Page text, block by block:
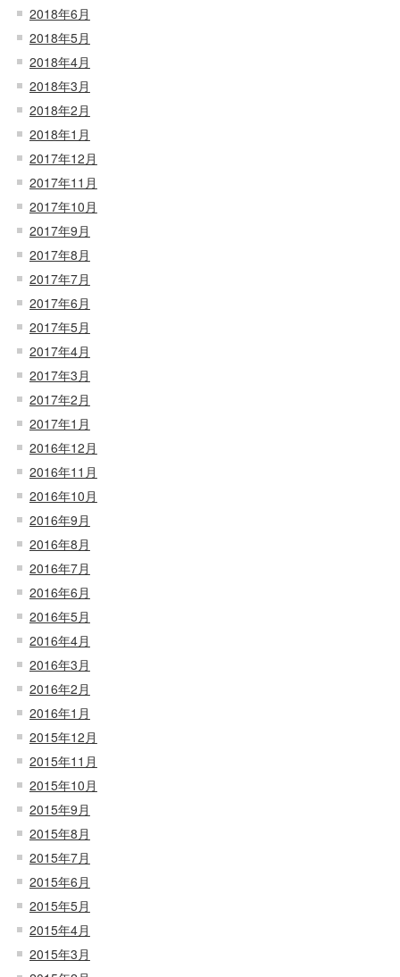
2018年6月
2018年5月
2018年4月
2018年3月
2018年2月
2018年1月
2017年12月
2017年11月
2017年10月
2017年9月
2017年8月
2017年7月
2017年6月
2017年5月
2017年4月
2017年3月
2017年2月
2017年1月
2016年12月
2016年11月
2016年10月
2016年9月
2016年8月
2016年7月
2016年6月
2016年5月
2016年4月
2016年3月
2016年2月
2016年1月
2015年12月
2015年11月
2015年10月
2015年9月
2015年8月
2015年7月
2015年6月
2015年5月
2015年4月
2015年3月